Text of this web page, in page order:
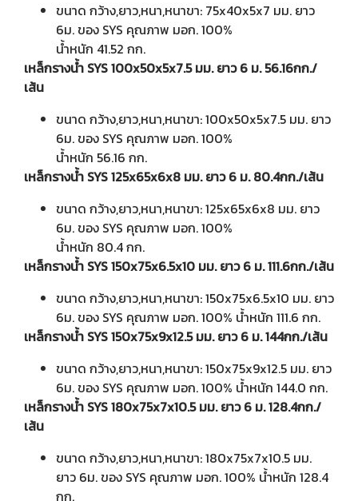
ขนาด กว้าง,ยาว,หนา,หนาขา: 75x40x5x7 มม. ยาว
6ม. ของ SYS คุณภาพ มอก. 100%
น้ำหนัก 41.52 กก.
เหล็กรางน้ำ SYS 100x50x5x7.5 มม. ยาว 6 ม. 56.16กก./
เส้น
ขนาด กว้าง,ยาว,หนา,หนาขา: 100x50x5x7.5 มม. ยาว
6ม. ของ SYS คุณภาพ มอก. 100%
น้ำหนัก 56.16 กก.
เหล็กรางน้ำ SYS 125x65x6x8 มม. ยาว 6 ม. 80.4กก./เส้น
ขนาด กว้าง,ยาว,หนา,หนาขา: 125x65x6x8 มม. ยาว
6ม. ของ SYS คุณภาพ มอก. 100%
น้ำหนัก 80.4 กก.
เหล็กรางน้ำ SYS 150x75x6.5x10 มม. ยาว 6 ม. 111.6กก./เส้น
ขนาด กว้าง,ยาว,หนา,หนาขา: 150x75x6.5x10 มม. ยาว
6ม. ของ SYS คุณภาพ มอก. 100% น้ำหนัก 111.6 กก.
เหล็กรางน้ำ SYS 150x75x9x12.5 มม. ยาว 6 ม. 144กก./เส้น
ขนาด กว้าง,ยาว,หนา,หนาขา: 150x75x9x12.5 มม. ยาว
6ม. ของ SYS คุณภาพ มอก. 100% น้ำหนัก 144.0 กก.
เหล็กรางน้ำ SYS 180x75x7x10.5 มม. ยาว 6 ม. 128.4กก./
เส้น
ขนาด กว้าง,ยาว,หนา,หนาขา: 180x75x7x10.5 มม.
ยาว 6ม. ของ SYS คุณภาพ มอก. 100% น้ำหนัก 128.4
กก.